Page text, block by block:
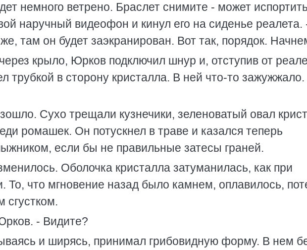
немного ветрено. Браслет снимите - может
наручный видеофон и кинул его на сиденье реалета.
там он будет заэкранирован. Вот так, порядок.
крыло, Юрков подключил шнур и, отступив от
трубкой в сторону кристалла. В ней что-то
Сухо трещали кузнечики, зеленоватый овал
ромашек. Он потускнел в траве и казался теперь
если бы не правильные затесы граней.
Оболочка кристалла затуманилась, как при
что мгновение назад было камнем, оплавилось,
- Видите?
и ширясь, принимал грибовидную форму. В нем